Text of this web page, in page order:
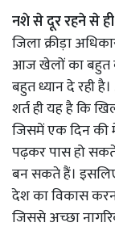
नशे से दूर रहने से
जिला क्रीड़ा
आज खेलों का बहुत
बहुत ध्यान दे रही
शर्त ही यह है कि
जिसमें एक दिन की
पढ़कर पास हो
बन सकते हैं।
देश का विकास
जिससे अच्छा